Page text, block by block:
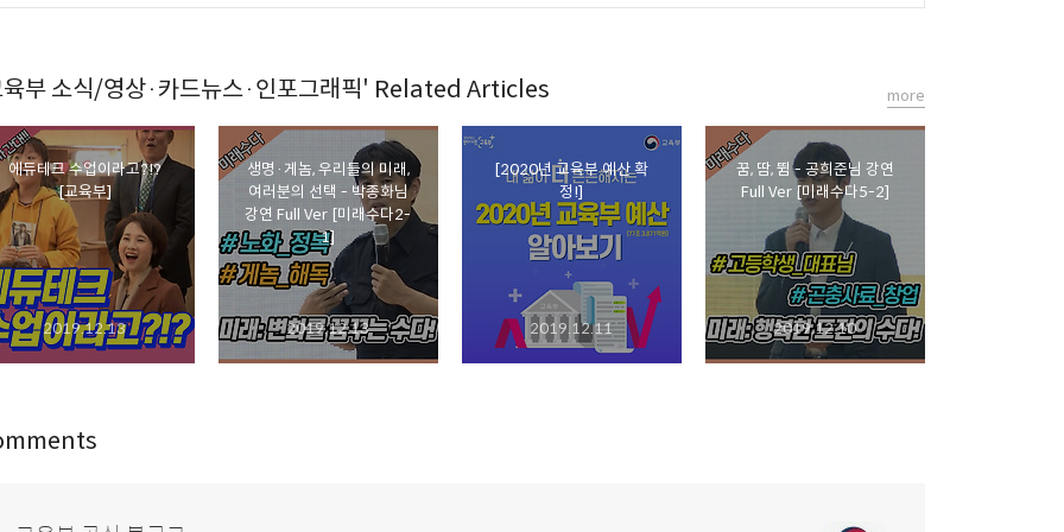
부 소식/영상·카드뉴스·인포그래픽' Related Articles
에듀테크 수업이라고?!?
[교육부]
2019.12.13
생명·게놈, 우리들의 미래,
여러분의 선택 - 박종화님
강연 Full Ver [미래수다2-
1]
2019.12.13
[2020년 교육부 예산 확
정!]
2019.12.11
꿈, 땀, 뜀 - 공희준님 강연
Full Ver [미래수다5-2]
2019.12.10
more